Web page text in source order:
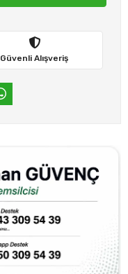
Güvenli Alışveriş